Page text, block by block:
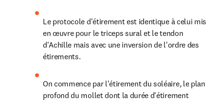
Le protocole d'étirement est identique à celui mis
en œuvre pour le triceps sural et le tendon
d'Achille mais avec une inversion de l'ordre des
étirements.
On commence par l'étirement du soléaire, le plan
profond du mollet dont la durée d'étirement